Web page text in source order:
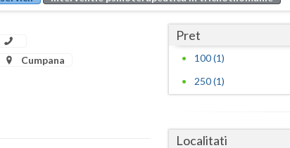
Cluj
Cumpana
Pret
100 (1)
250 (1)
Localitati